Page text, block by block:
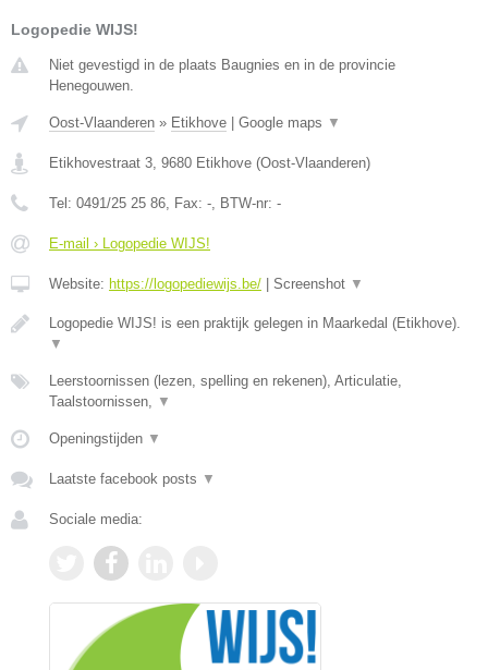
Logopedie WIJS!
Niet gevestigd in de plaats Baugnies en in de provincie
Henegouwen.
Oost-Vlaanderen » Etikhove Google maps ▼
Etikhovestraat 3, 9680 Etikhove (Oost-Vlaanderen)
Tel: 0491/25 25 86, Fax: -, BTW-nr: -
E-mail › Logopedie WIJS!
Website: https://logopediewijs.be/ Screenshot ▼
Logopedie WIJS! is een praktijk gelegen in Maarkedal (Etikhove).
▼
Leerstoornissen (lezen, spelling en rekenen), Articulatie,
Taalstoornissen, ▼
Openingstijden ▼
Laatste facebook posts ▼
Sociale media: